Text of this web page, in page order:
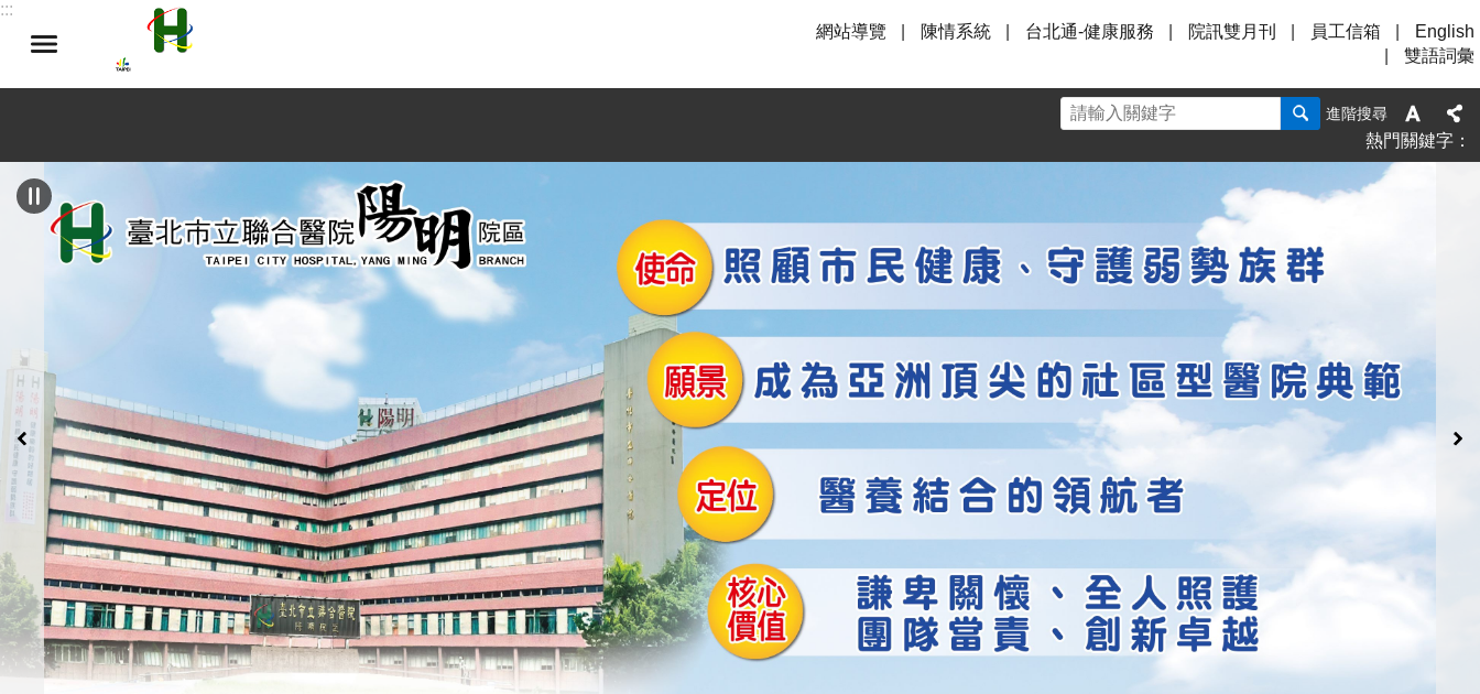
跳到主要內容區塊
:::
網站導覽
陳情系統 台北通-健康服務 院訊雙月刊 員工信箱
English
雙語詞彙
進階搜尋
熱門關鍵字
特色連結服務